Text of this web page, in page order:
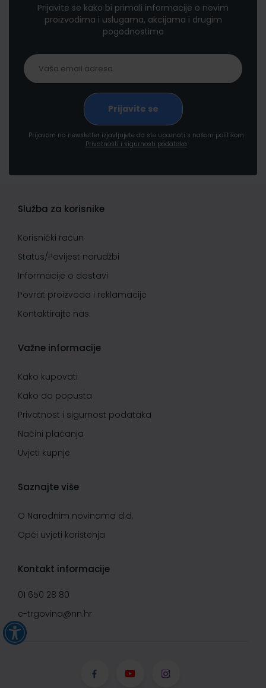
Prijavite se kako bi primali informacije o novim
proizvodima i uslugama, akcijama i drugim
pogodnostima
Prijavom na newsletter izjavljujete da ste upoznati s našom politikom
Privatnosti i sigurnosti podataka
Služba za korisnike
Korisnički račun
Status/Povijest narudžbi
Informacije o dostavi
Povrat proizvoda i reklamacije
Kontaktirajte nas
Važne informacije
Kako kupovati
Kako do popusta
Privatnost i sigurnost podataka
Načini plaćanja
Uvjeti kupnje
Saznajte više
O Narodnim novinama d.d.
Opći uvjeti korištenja
Kontakt informacije
01 650 28 80
e-trgovina@nn.hr